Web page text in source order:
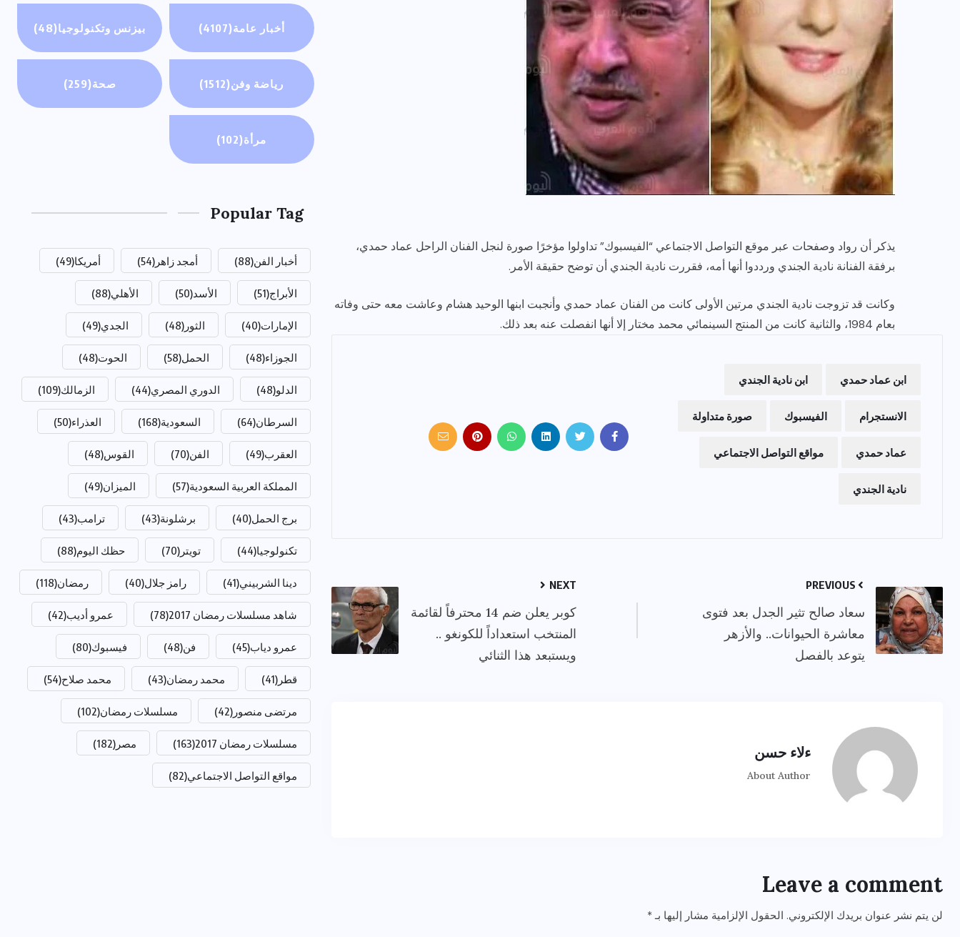
يذكر أن رواد وصفحات عبر موقع التواصل الاجتماعي “الفيسبوك” تداولوا مؤخرًا صورة لنجل الفنان الراحل عماد حمدي،
برفقة الفنانة نادية الجندي ورددوا أنها أمه، فقررت نادية الجندي أن توضح حقيقة الأمر.
وكانت قد تزوجت نادية الجندي مرتين الأولى كانت من الفنان عماد حمدي وأنجبت ابنها الوحيد هشام وعاشت معه حتى وفاته
بعام 1984، والثانية كانت من المنتج السينمائي محمد مختار إلا أنها انفصلت عنه بعد ذلك.
ابن عماد حمدي ابن نادية الجندي
الانستجرام الفيسبوك صورة متداولة
عماد حمدي مواقع التواصل الاجتماعي
نادية الجندي
سعاد صالح تثير الجدل بعد فتوى
معاشرة الحيوانات.. والأزهر
يتوعد بالفصل
NEXT
كوبر يعلن ضم 14 محترفاً لقائمة
المنتخب استعداداً للكونغو ..
ويستبعد هذا الثنائي
ءلاء حسن
About Author
Leave a comment
لن يتم نشر عنوان بريدك الإلكتروني. الحقول الإلزامية مشار إليها بـ *
أخبار عامة(4107) بيزنس وتكنولوجيا(48)
رياضة وفن(1512) صحة(259)
مرأة(102)
Popular Tag
أخبار الفن(88) أمجد زاهر (54) أمريكا(49)
الأبراج(51) الأسد(50) الأهلي(88)
الإمارات(40) الثور (48) الجدي(49)
الجوزاء(48) الحمل(58) الحوت(48)
الدلو(48) الدوري المصري(44) الزمالك(109)
السرطان(64) السعودية(168) العذراء(50)
العقرب(49) الفن(70) القوس(48)
المملكة العربية السعودية(57) الميزان(49)
برج الحمل(40) برشلونة(43) ترامب(43)
تكنولوجيا(44) تويتر (70) حظك اليوم(88)
دينا الشربيني(41) رامز جلال(40) رمضان(118)
شاهد مسلسلات رمضان 2017 (78) عمرو أديب(42)
عمرو دياب(45) فن(48) فيسبوك(80)
قطر (41) محمد رمضان(43) محمد صلاح(54)
مرتضى منصور (42) مسلسلات رمضان(102)
مسلسلات رمضان 2017 (163) مصر (182)
مواقع التواصل الاجتماعي(82)